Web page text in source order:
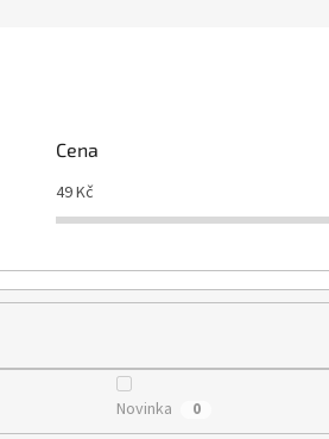
Cena
49Kč
Novinka 0